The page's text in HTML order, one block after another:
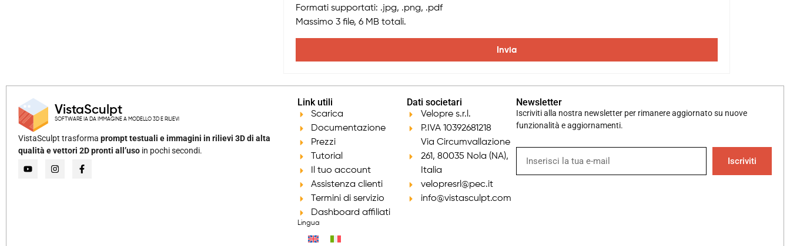
Formati supportati: .jpg, .png, .pdf
Massimo 3 file, 6 MB totali.
Invia
VistaSculpt
SOFTWARE IA DA IMMAGINE A MODELLO 3D E RILIEVI
VistaSculpt trasforma prompt testuali e immagini in rilievi 3D di alta
qualità e vettori 2D pronti all’uso in pochi secondi.
Link utili
Scarica
Documentazione
Prezzi
Tutorial
Il tuo account
Assistenza clienti
Termini di servizio
Dashboard affiliati
Lingua
Dati societari
Velopre s.r.l.
P.IVA 10392681218
Via Circumvallazione
261, 80035 Nola (NA),
Italia
velopresrl@pec.it
info@vistasculpt.com
Newsletter
Iscriviti alla nostra newsletter per rimanere aggiornato su nuove
funzionalità e aggiornamenti.
Iscriviti